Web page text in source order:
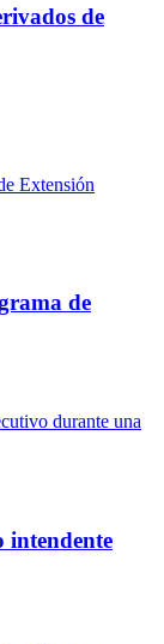
de
de
intendente